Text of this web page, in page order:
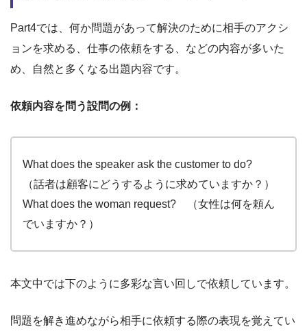
Part4では、何か問題があって解決のために相手のアクシ
ョンを求める、仕事の依頼をする、などの内容が多いた
め、自然と多くなる出題内容です。
依頼内容を問う設問の例：
What does the speaker ask the customer to do?
（話者は顧客にどうするように求めていますか？）
What does the woman request? （女性は何を頼ん
でいますか？）
本文中では下のように多彩な言い回しで依頼しています。
問題を解き進めながら相手に依頼する際の表現を覚えてい